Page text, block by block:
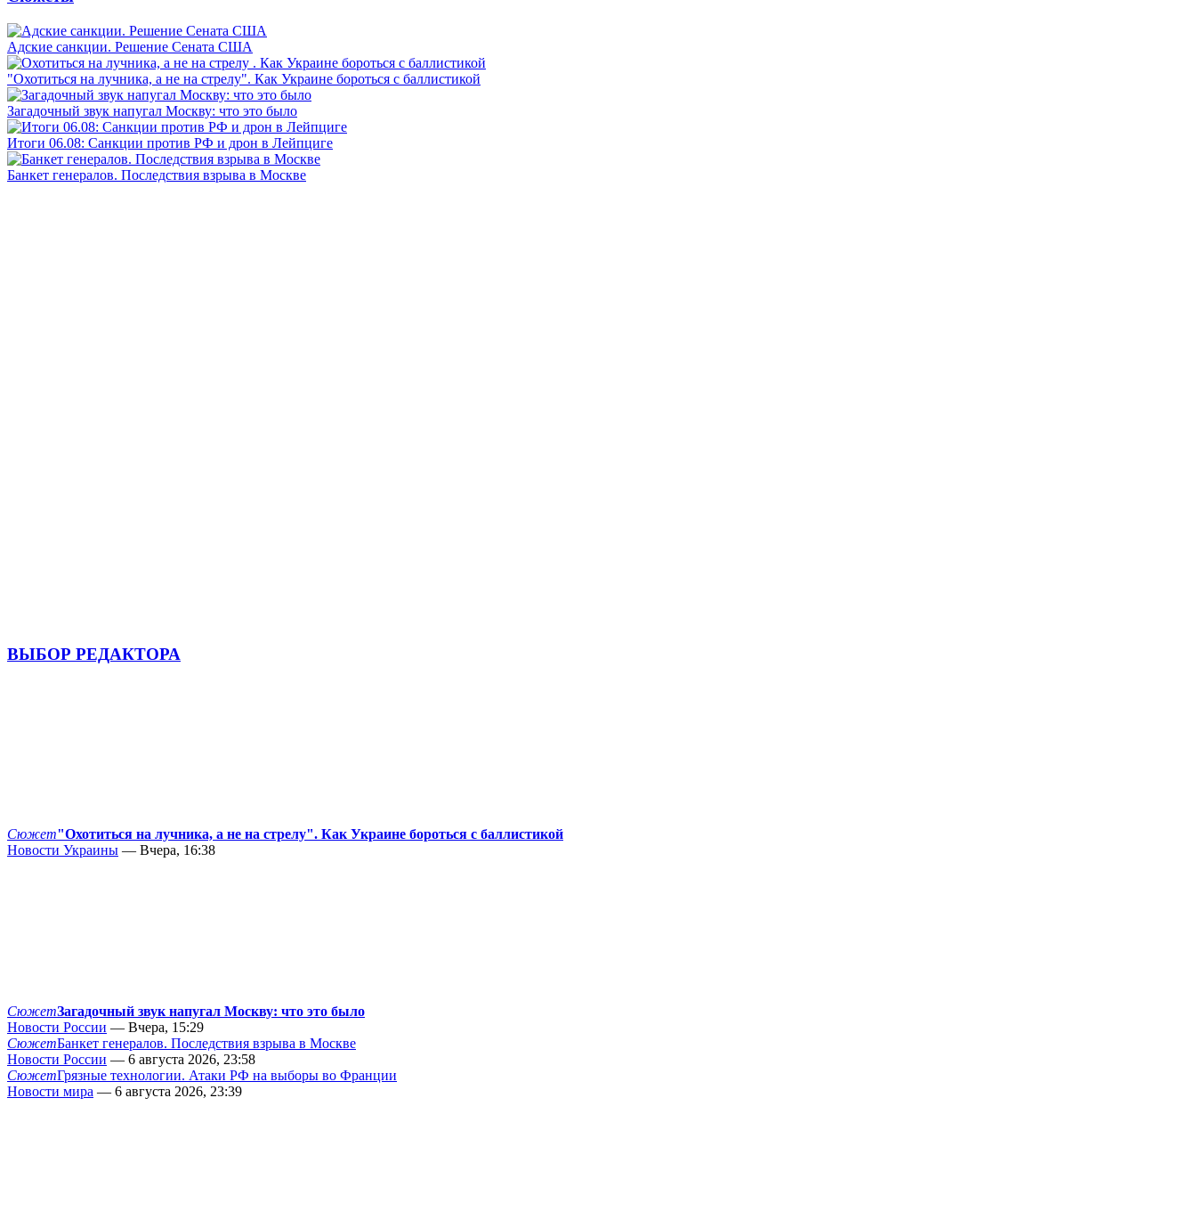
Адские санкции. Решение Сената США
"Охотиться на лучника, а не на стрелу". Как Украине бороться с баллистикой
Загадочный звук напугал Москву: что это было
Итоги 06.08: Санкции против РФ и дрон в Лейпциге
Банкет генералов. Последствия взрыва в Москве
ВЫБОР РЕДАКТОРА
Сюжет"Охотиться на лучника, а не на стрелу". Как Украине бороться с баллистикой
Новости Украины — Вчера, 16:38
СюжетЗагадочный звук напугал Москву: что это было
Новости России — Вчера, 15:29
СюжетБанкет генералов. Последствия взрыва в Москве
Новости России — 6 августа 2026, 23:58
СюжетГрязные технологии. Атаки РФ на выборы во Франции
Новости мира — 6 августа 2026, 23:39